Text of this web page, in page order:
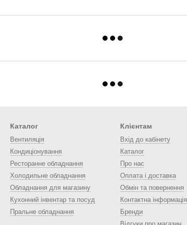
Каталог
Вентиляція
Кондиціонування
Ресторанне обладнання
Холодильне обладнання
Обладнання для магазину
Кухонний інвентар та посуд
Пральне обладнання
Клієнтам
Вхід до кабінету
Каталог
Про нас
Оплата і доставка
Обмін та повернення
Контактна інформація
Бренди